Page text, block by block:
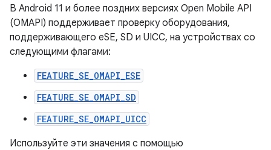
В Android 11 и более поздних версиях Open Mobile API
(OMAPI) поддерживает проверку оборудования,
поддерживающего eSE, SD и UICC, на устройствах со
следующими флагами:
FEATURE_SE_OMAPI_ESE
FEATURE_SE_OMAPI_SD
FEATURE_SE_OMAPI_UICC
Используйте эти значения с помощью